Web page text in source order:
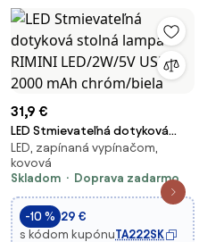
31,9 €
LED Stmievateľná dotyková
stolná lampa RIMINI LED/2W/5V
USB 2000 mAh chróm/biela
LED, zapínaná vypínačom,
kovová
Skladom
Doprava zadarmo
-10 % 29 €
s kódom kupónuTA222SK